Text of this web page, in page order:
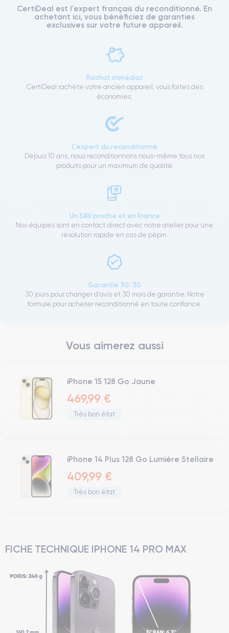
CertiDeal est l'expert français du reconditionné. En
achetant ici, vous bénéficiez de garanties
exclusives sur votre future appareil.
Rachat immédiat
CertiDeal rachète votre ancien appareil, vous faites des
économies.
L'expert du reconditionné
Depuis 10 ans, nous reconditionnons nous-même tous nos
produits pour un maximum de qualité.
Un SAV proche et en France
Nos équipes sont en contact direct avec notre atelier pour une
résolution rapide en cas de pépin.
Garantie 30/30
30 jours pour changer d'avis et 30 mois de garantie. Notre
formule pour acheter reconditionné en toute confiance.
Vous aimerez aussi
iPhone 15 128 Go Jaune
469,99 €
Très bon état
iPhone 14 Plus 128 Go Lumière Stellaire
409,99 €
Très bon état
FICHE TECHNIQUE IPHONE 14 PRO MAX